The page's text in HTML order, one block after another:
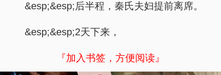
&esp;&esp;后半程，秦氏夫妇提前离席。
&esp;&esp;2天下来，
『加入书签，方便阅读』